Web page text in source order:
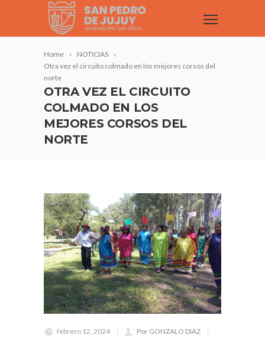
Home
NOTICIAS
Otra vez el circuito colmado en los mejores corsos del
norte
OTRA VEZ EL CIRCUITO
COLMADO EN LOS
MEJORES CORSOS DEL
NORTE
febrero 12, 2024
Por GONZALO DIAZ